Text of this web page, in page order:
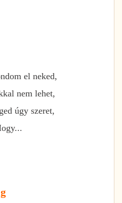
el neked,
nem lehet,
úgy szeret,